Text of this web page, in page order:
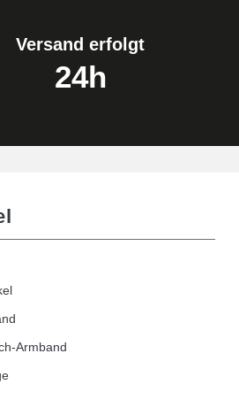
Versand erfolgt
24h
Armband